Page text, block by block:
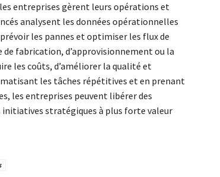
entreprises gèrent leurs opérations et
analysent les données opérationnelles
les pannes et optimiser les flux de
de fabrication, d’approvisionnement ou la
les coûts, d’améliorer la qualité et
les tâches répétitives et en prenant
les entreprises peuvent libérer des
initiatives stratégiques à plus forte valeur